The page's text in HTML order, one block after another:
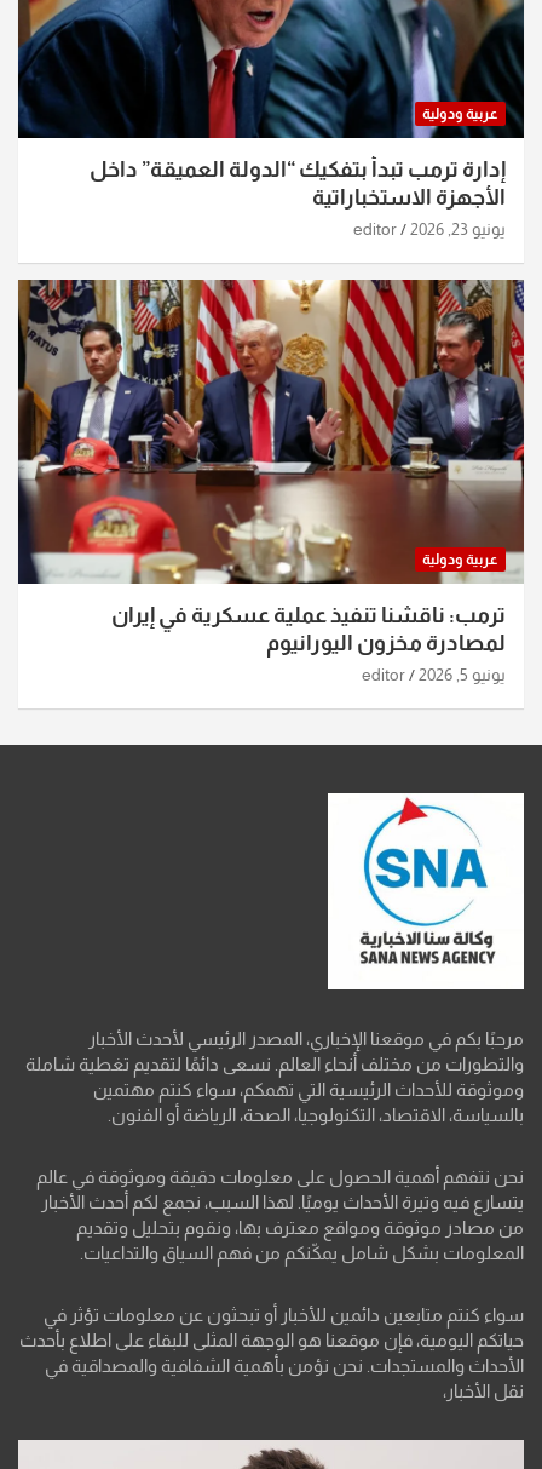
عربية ودولية
إدارة ترمب تبدأ بتفكيك “الدولة العميقة” داخل
الأجهزة الاستخباراتية
يونيو 23, 2026 editor
عربية ودولية
ترمب: ناقشنا تنفيذ عملية عسكرية في إيران
لمصادرة مخزون اليورانيوم
يونيو 5, 2026 editor
مرحبًا بكم في موقعنا الإخباري، المصدر الرئيسي لأحدث الأخبار
والتطورات من مختلف أنحاء العالم. نسعى دائمًا لتقديم تغطية شاملة
وموثوقة للأحداث الرئيسية التي تهمكم، سواء كنتم مهتمين
بالسياسة، الاقتصاد، التكنولوجيا، الصحة، الرياضة أو الفنون.
نحن نتفهم أهمية الحصول على معلومات دقيقة وموثوقة في عالم
يتسارع فيه وتيرة الأحداث يوميًا. لهذا السبب، نجمع لكم أحدث الأخبار
من مصادر موثوقة ومواقع معترف بها، ونقوم بتحليل وتقديم
المعلومات بشكل شامل يمكّنكم من فهم السياق والتداعيات.
سواء كنتم متابعين دائمين للأخبار أو تبحثون عن معلومات تؤثر في
حياتكم اليومية، فإن موقعنا هو الوجهة المثلى للبقاء على اطلاع بأحدث
الأحداث والمستجدات. نحن نؤمن بأهمية الشفافية والمصداقية في
نقل الأخبار،